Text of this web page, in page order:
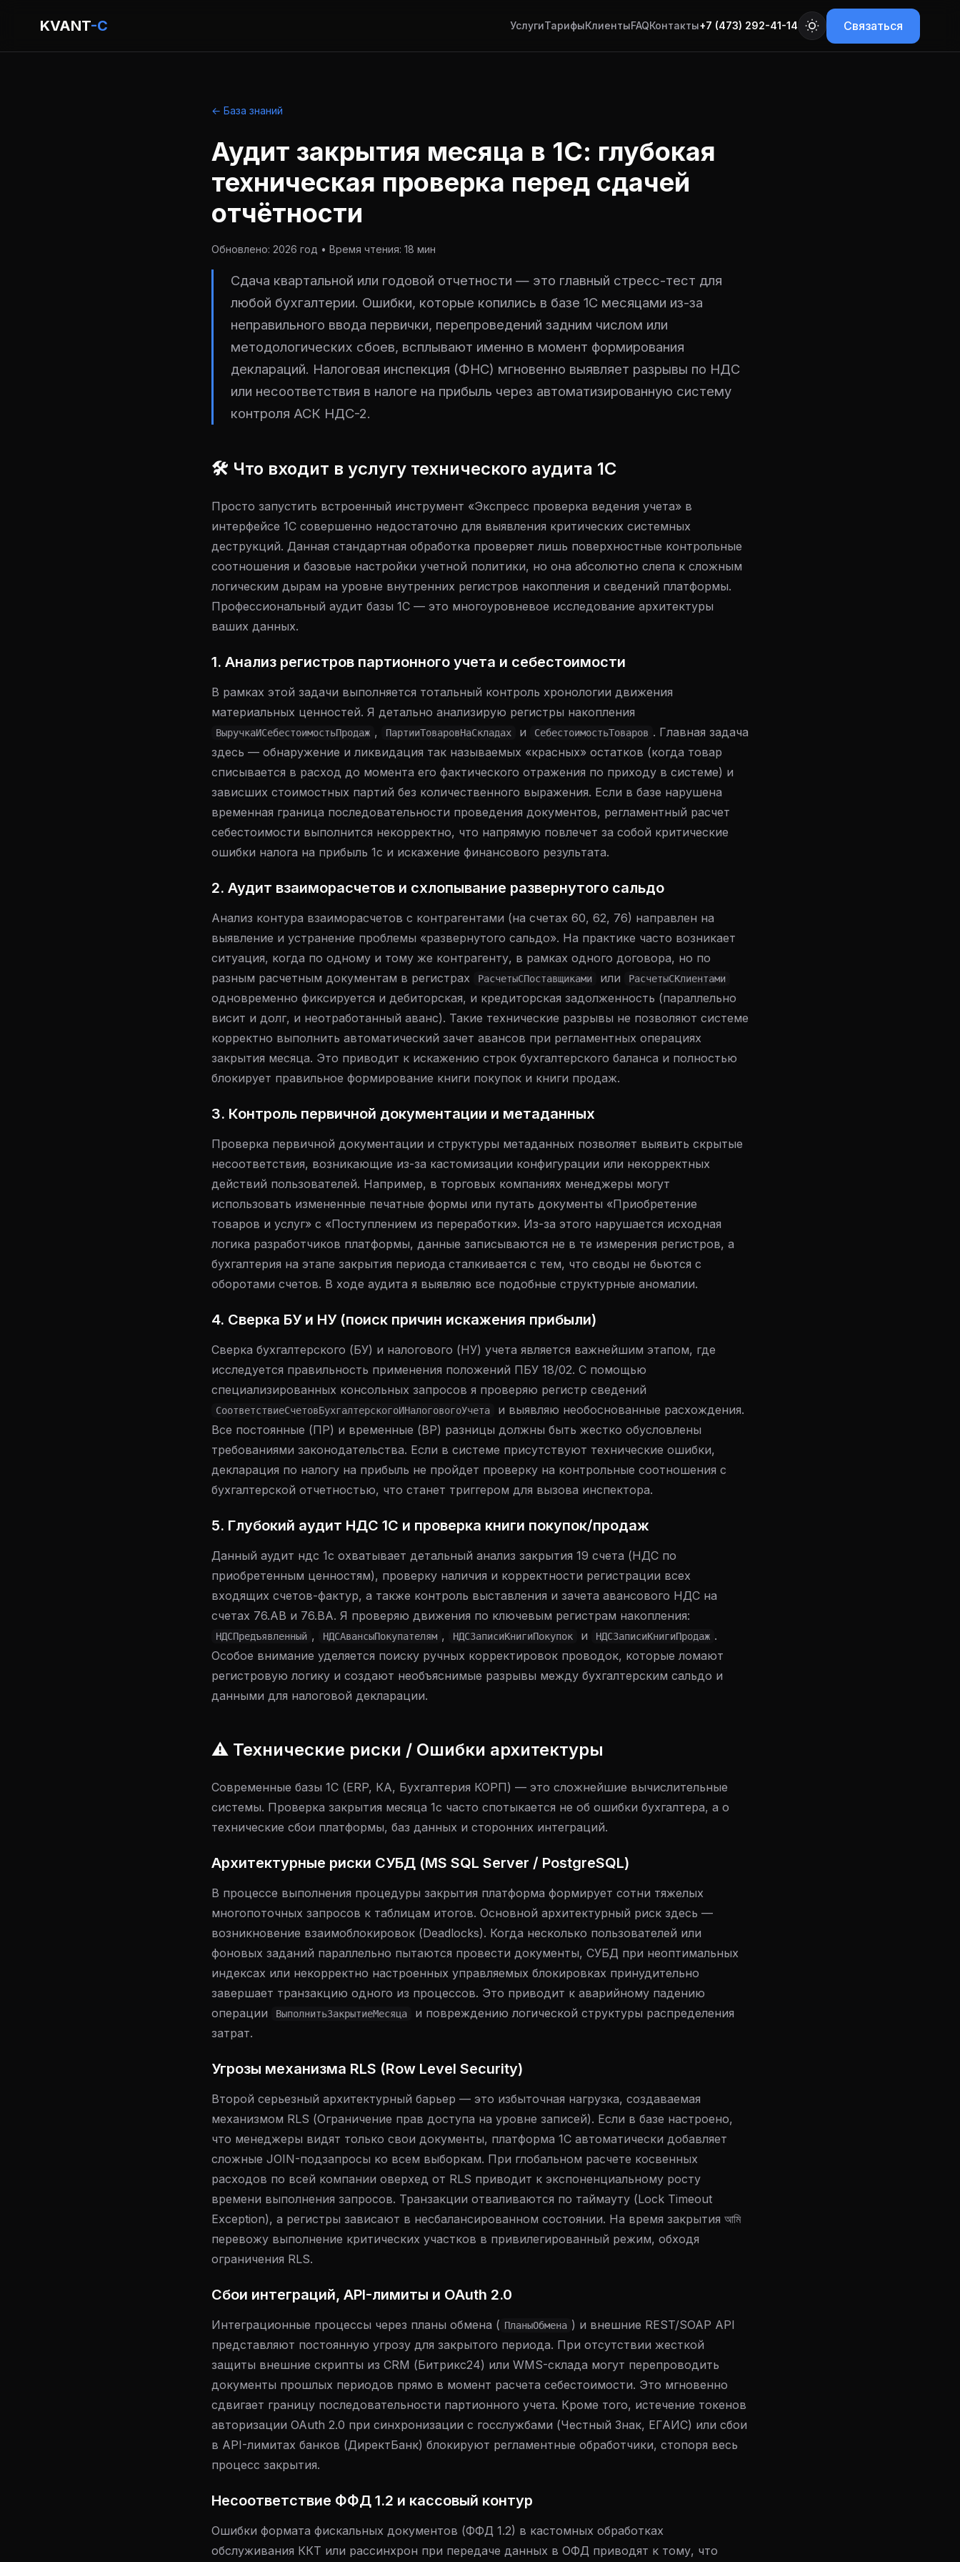
KVANT-C УслугиТарифыКлиентыFAQКонтакты+7 (473) 292-41-14 Связаться
← База знаний
Аудит закрытия месяца в 1С: глубокая
техническая проверка перед сдачей
отчётности
Обновлено: 2026 год • Время чтения: 18 мин
Сдача квартальной или годовой отчетности — это главный стресс-тест для
любой бухгалтерии. Ошибки, которые копились в базе 1С месяцами из-за
неправильного ввода первички, перепроведений задним числом или
методологических сбоев, всплывают именно в момент формирования
деклараций. Налоговая инспекция (ФНС) мгновенно выявляет разрывы по НДС
или несоответствия в налоге на прибыль через автоматизированную систему
контроля АСК НДС-2.
🛠 Что входит в услугу технического аудита 1С
Просто запустить встроенный инструмент «Экспресс проверка ведения учета» в
интерфейсе 1С совершенно недостаточно для выявления критических системных
деструкций. Данная стандартная обработка проверяет лишь поверхностные контрольные
соотношения и базовые настройки учетной политики, но она абсолютно слепа к сложным
логическим дырам на уровне внутренних регистров накопления и сведений платформы.
Профессиональный аудит базы 1С — это многоуровневое исследование архитектуры
ваших данных.
1. Анализ регистров партионного учета и себестоимости
В рамках этой задачи выполняется тотальный контроль хронологии движения
материальных ценностей. Я детально анализирую регистры накопления
ВыручкаИСебестоимостьПродаж , ПартииТоваровНаСкладах и СебестоимостьТоваров . Главная задача
здесь — обнаружение и ликвидация так называемых «красных» остатков (когда товар
списывается в расход до момента его фактического отражения по приходу в системе) и
зависших стоимостных партий без количественного выражения. Если в базе нарушена
временная граница последовательности проведения документов, регламентный расчет
себестоимости выполнится некорректно, что напрямую повлечет за собой критические
ошибки налога на прибыль 1с и искажение финансового результата.
2. Аудит взаиморасчетов и схлопывание развернутого сальдо
Анализ контура взаиморасчетов с контрагентами (на счетах 60, 62, 76) направлен на
выявление и устранение проблемы «развернутого сальдо». На практике часто возникает
ситуация, когда по одному и тому же контрагенту, в рамках одного договора, но по
разным расчетным документам в регистрах
РасчетыСПоставщиками или РасчетыСКлиентами
одновременно фиксируется и дебиторская, и кредиторская задолженность (параллельно
висит и долг, и неотработанный аванс). Такие технические разрывы не позволяют системе
корректно выполнить автоматический зачет авансов при регламентных операциях
закрытия месяца. Это приводит к искажению строк бухгалтерского баланса и полностью
блокирует правильное формирование книги покупок и книги продаж.
3. Контроль первичной документации и метаданных
Проверка первичной документации и структуры метаданных позволяет выявить скрытые
несоответствия, возникающие из-за кастомизации конфигурации или некорректных
действий пользователей. Например, в торговых компаниях менеджеры могут
использовать измененные печатные формы или путать документы «Приобретение
товаров и услуг» с «Поступлением из переработки». Из-за этого нарушается исходная
логика разработчиков платформы, данные записываются не в те измерения регистров, а
бухгалтерия на этапе закрытия периода сталкивается с тем, что своды не бьются с
оборотами счетов. В ходе аудита я выявляю все подобные структурные аномалии.
4. Сверка БУ и НУ (поиск причин искажения прибыли)
Сверка бухгалтерского (БУ) и налогового (НУ) учета является важнейшим этапом, где
исследуется правильность применения положений ПБУ 18/02. С помощью
специализированных консольных запросов я проверяю регистр сведений
СоответствиеСчетовБухгалтерскогоИНалоговогоУчета
и выявляю необоснованные расхождения.
Все постоянные (ПР) и временные (ВР) разницы должны быть жестко обусловлены
требованиями законодательства. Если в системе присутствуют технические ошибки,
декларация по налогу на прибыль не пройдет проверку на контрольные соотношения с
бухгалтерской отчетностью, что станет триггером для вызова инспектора.
5. Глубокий аудит НДС 1С и проверка книги покупок/продаж
Данный аудит ндс 1с охватывает детальный анализ закрытия 19 счета (НДС по
приобретенным ценностям), проверку наличия и корректности регистрации всех
входящих счетов-фактур, а также контроль выставления и зачета авансового НДС на
счетах 76.АВ и 76.ВА. Я проверяю движения по ключевым регистрам накопления:
НДСПредъявленный , НДСАвансыПокупателям , НДСЗаписиКнигиПокупок и НДСЗаписиКнигиПродаж .
Особое внимание уделяется поиску ручных корректировок проводок, которые ломают
регистровую логику и создают необъяснимые разрывы между бухгалтерским сальдо и
данными для налоговой декларации.
⚠️ Технические риски / Ошибки архитектуры
Современные базы 1С (ERP, КА, Бухгалтерия КОРП) — это сложнейшие вычислительные
системы. Проверка закрытия месяца 1с часто спотыкается не об ошибки бухгалтера, а о
технические сбои платформы, баз данных и сторонних интеграций.
Архитектурные риски СУБД (MS SQL Server / PostgreSQL)
В процессе выполнения процедуры закрытия платформа формирует сотни тяжелых
многопоточных запросов к таблицам итогов. Основной архитектурный риск здесь —
возникновение взаимоблокировок (Deadlocks). Когда несколько пользователей или
фоновых заданий параллельно пытаются провести документы, СУБД при неоптимальных
индексах или некорректно настроенных управляемых блокировках принудительно
завершает транзакцию одного из процессов. Это приводит к аварийному падению
операции
ВыполнитьЗакрытиеМесяца
и повреждению логической структуры распределения
затрат.
Угрозы механизма RLS (Row Level Security)
Второй серьезный архитектурный барьер — это избыточная нагрузка, создаваемая
механизмом RLS (Ограничение прав доступа на уровне записей). Если в базе настроено,
что менеджеры видят только свои документы, платформа 1С автоматически добавляет
сложные JOIN-подзапросы ко всем выборкам. При глобальном расчете косвенных
расходов по всей компании оверхед от RLS приводит к экспоненциальному росту
времени выполнения запросов. Транзакции отваливаются по таймауту (Lock Timeout
Exception), а регистры зависают в несбалансированном состоянии. На время закрытия আমি
перевожу выполнение критических участков в привилегированный режим, обходя
ограничения RLS.
Сбои интеграций, API-лимиты и OAuth 2.0
Интеграционные процессы через планы обмена ( ПланыОбмена ) и внешние REST/SOAP API
представляют постоянную угрозу для закрытого периода. При отсутствии жесткой
защиты внешние скрипты из CRM (Битрикс24) или WMS-склада могут перепроводить
документы прошлых периодов прямо в момент расчета себестоимости. Это мгновенно
сдвигает границу последовательности партионного учета. Кроме того, истечение токенов
авторизации OAuth 2.0 при синхронизации с госслужбами (Честный Знак, ЕГАИС) или сбои
в API-лимитах банков (ДиректБанк) блокируют регламентные обработчики, стопоря весь
процесс закрытия.
Несоответствие ФФД 1.2 и кассовый контур
Ошибки формата фискальных документов (ФФД 1.2) в кастомных обработках
обслуживания ККТ или рассинхрон при передаче данных в ОФД приводят к тому, что